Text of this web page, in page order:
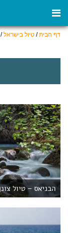
דף הבית/ טיול בישראל/
הבניאס – טיול